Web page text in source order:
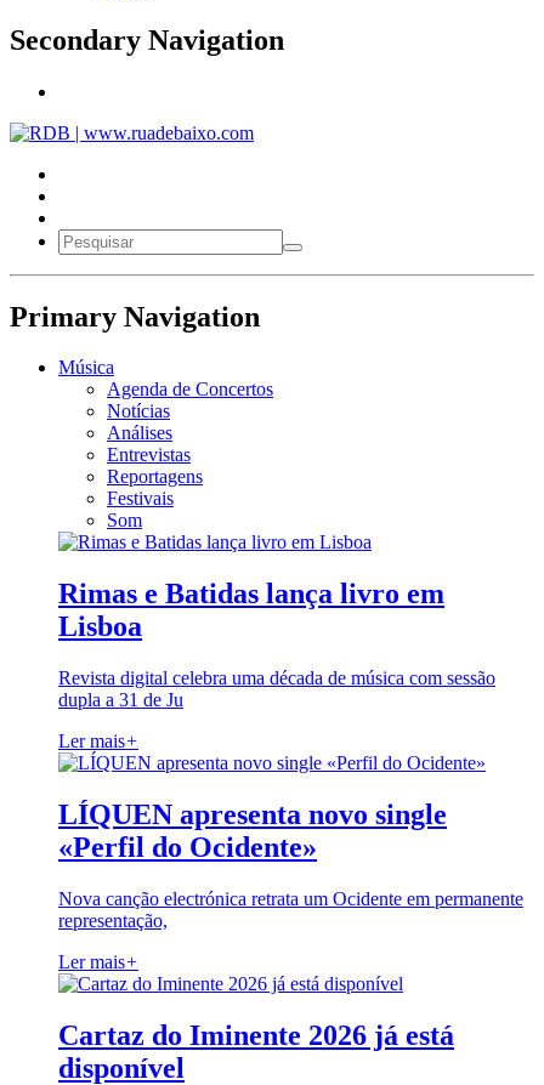
Secondary Navigation
Primary Navigation
Música
Agenda de Concertos
Notícias
Análises
Entrevistas
Reportagens
Festivais
Som
Rimas e Batidas lança livro em
Lisboa
Revista digital celebra uma década de música com sessão
dupla a 31 de Ju
Ler mais+
LÍQUEN apresenta novo single
«Perfil do Ocidente»
Nova canção electrónica retrata um Ocidente em permanente
representação,
Ler mais+
Cartaz do Iminente 2026 já está
disponível